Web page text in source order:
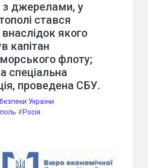
з джерелами, у
стався
внаслідок якого
капітан
флоту;
спеціальна
проведена СБУ.
України
#Росія